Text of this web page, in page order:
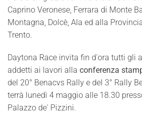
Caprino Veronese, Ferrara di Monte
Montagna, Dolcè, Ala ed alla
Trento.
Daytona Race invita fin d'ora tutti gli
addetti ai lavori alla conferenza
del 20° Benacvs Rally e del 3° Rally
terrà lunedì 4 maggio alle 18.30
Palazzo de' Pizzini.